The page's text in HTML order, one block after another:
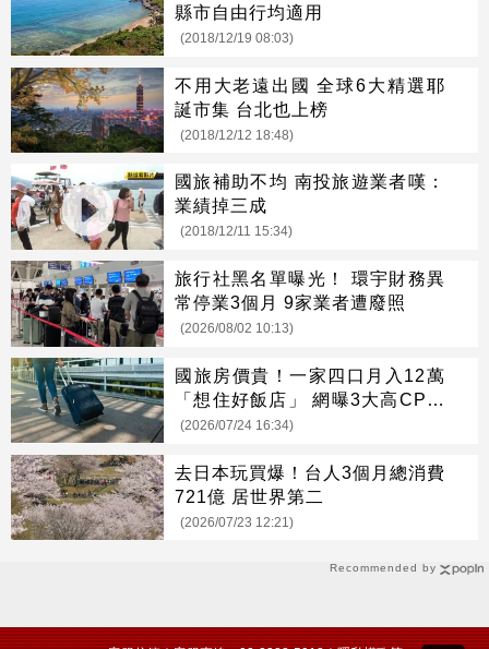
Recommended by
縣市自由行均適用
(2018/12/19 08:03)
不用大老遠出國 全球6大精選耶
誕市集 台北也上榜
(2018/12/12 18:48)
國旅補助不均 南投旅遊業者嘆：
業績掉三成
(2018/12/11 15:34)
旅行社黑名單曝光！ 環宇財務異
常停業3個月 9家業者遭廢照
(2026/08/02 10:13)
國旅房價貴！一家四口月入12萬
「想住好飯店」 網曝3大高CP值
解方
(2026/07/24 16:34)
去日本玩買爆！台人3個月總消費
721億 居世界第二
(2026/07/23 12:21)